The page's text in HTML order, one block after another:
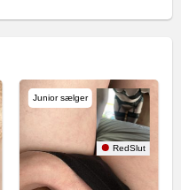
Junior sælger
RedSlut